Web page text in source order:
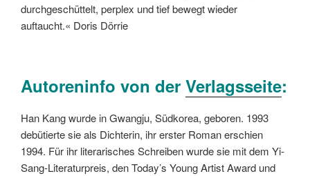
durchgeschüttelt, perplex und tief bewegt wieder
auftaucht.« Doris Dörrie
Autoreninfo von der Verlagsseite:
Han Kang wurde in Gwangju, Südkorea, geboren. 1993
debütierte sie als Dichterin, ihr erster Roman erschien
1994. Für ihr literarisches Schreiben wurde sie mit dem Yi-
Sang-Literaturpreis, den Today’s Young Artist Award und